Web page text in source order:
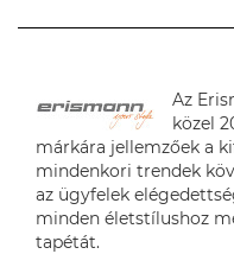
Az
közel
márkára jellemzőek a
mindenkori trendek
az ügyfelek
minden életstílushoz
tapétát.